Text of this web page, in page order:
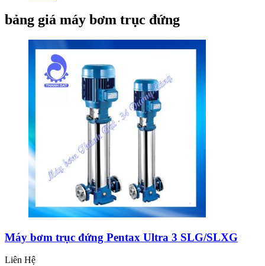
bảng giá máy bơm trục đứng
Máy bơm trục đứng Pentax Ultra 3 SLG/SLXG
Liên Hệ